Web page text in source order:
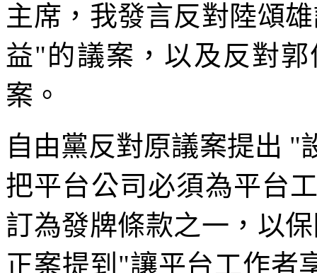
主席，我發言反對陸頌
益"的議案，以及反對
案。
自由黨反對原議案提出 "
把平台公司必須為平台
訂為發牌條款之一，以
正案提到"讓平台工作者